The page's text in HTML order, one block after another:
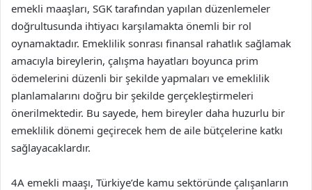
emekli maaşları, SGK tarafından yapılan düzenlemeler
doğrultusunda ihtiyacı karşılamakta önemli bir rol
oynamaktadır. Emeklilik sonrası finansal rahatlık sağlamak
amacıyla bireylerin, çalışma hayatları boyunca prim
ödemelerini düzenli bir şekilde yapmaları ve emeklilik
planlamalarını doğru bir şekilde gerçekleştirmeleri
önerilmektedir. Bu sayede, hem bireyler daha huzurlu bir
emeklilik dönemi geçirecek hem de aile bütçelerine katkı
sağlayacaklardır.
4A emekli maaşı, Türkiye’de kamu sektöründe çalışanların